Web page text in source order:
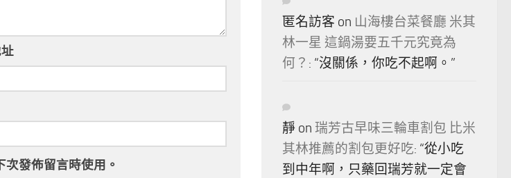
發佈留言時使用。
匿名訪客 on 山海樓台菜餐廳 米其
林一星 這鍋湯要五千元究竟為
何？ : “沒關係，你吃不起啊。 ”
靜 on 瑞芳古早味三輪車割包 比米
其林推薦的割包更好吃: “從小吃
到中年啊，只藥回瑞芳就一定會